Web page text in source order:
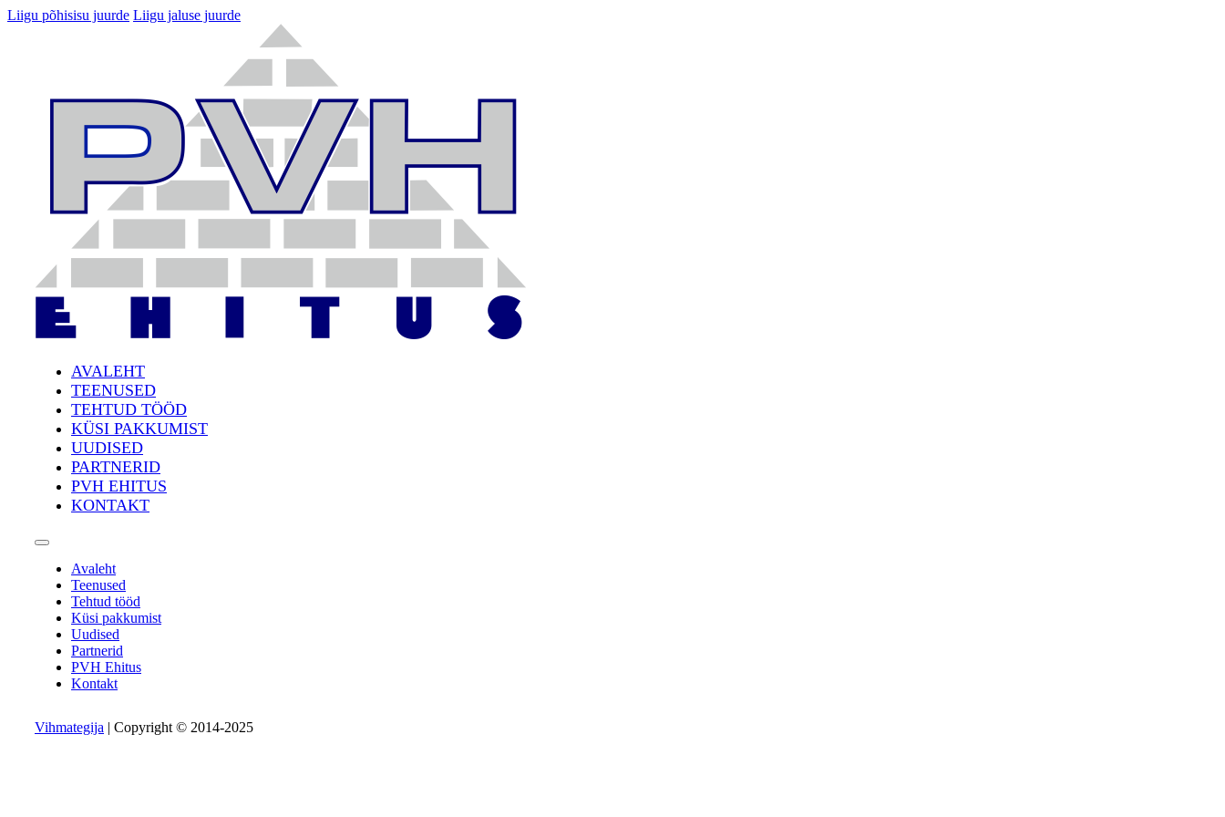
Liigu põhisisu juurde Liigu jaluse juurde
AVALEHT
TEENUSED
TEHTUD TÖÖD
KÜSI PAKKUMIST
UUDISED
PARTNERID
PVH EHITUS
KONTAKT
Avaleht
Teenused
Tehtud tööd
Küsi pakkumist
Uudised
Partnerid
PVH Ehitus
Kontakt
Vihmategija | Copyright © 2014-2025